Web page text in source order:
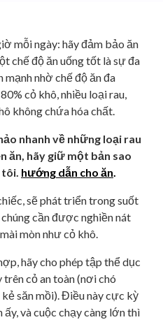
mỗi ngày: hãy đảm bảo ăn
chế độ ăn uống tốt là sự đa
mạnh nhờ chế độ ăn đa
cỏ khô, nhiều loại rau,
không chứa hóa chất.
nhanh về những loại rau
ăn, hãy giữ một bản sao
tôi. hướng dẫn cho ăn.
sẽ phát triển trong suốt
cần được nghiền nát
mòn như cỏ khô.
hãy cho phép tập thể dục
cỏ an toàn (nơi chó
săn mồi). Điều này cực kỳ
và cuộc chạy càng lớn thì